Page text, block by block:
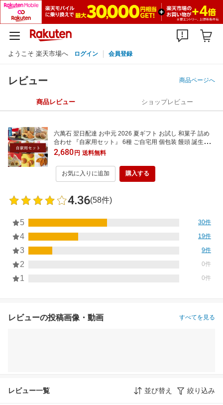
ようこそ 楽天市場へ ログイン 会員登録
レビュー 商品ページへ
商品レビュー ショップレビュー
六萬石 翌日配達 お中元 2026 夏ギフト お試し 和菓子 詰め
合わせ 『自家用セット』 6種 ご自宅用 個包装 饅頭 誕生日
お供え お菓子 美味 最中 どら焼き もなか 栗 手土産 お茶請け
高級 ギフト お取り寄せ【宅急便コンパクト】
2,680円 送料無料
お気に入りに追加 購入する
4.36(58件)
5 30件
4 19件
3 9件
2 0件
1 0件
レビューの投稿画像・動画 すべてを見る
レビュー一覧 並び替え 絞り込み